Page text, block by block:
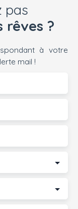
pas
rêves ?
à votre
mail !